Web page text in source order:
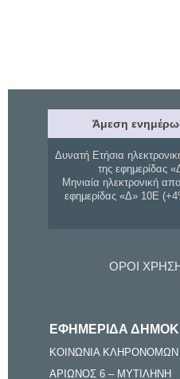
Άμεση
Δυνατή Ετήσια
της εφημερίδας
Μηνιαία ηλεκτρονική
εφημερίδας «Δ» 10Ε
ΟΡΟΙ
ΕΦΗΜΕΡΙΔΑ
ΚΟΙΝΩΝΙΑ
ΑΡΙΩΝΟΣ 6 – ΜΥΤΙΛΗΝΗ